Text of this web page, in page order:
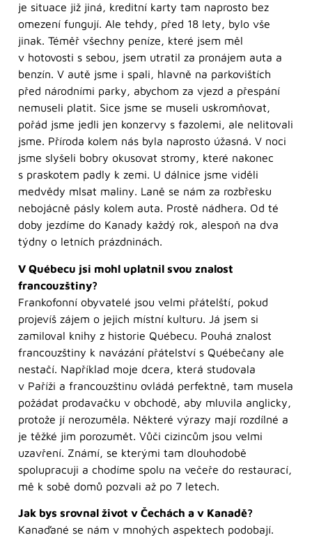
je situace již jiná, kreditní karty tam naprosto bez
omezení fungují. Ale tehdy, před 18 lety, bylo vše
jinak. Téměř všechny peníze, které jsem měl
v hotovosti s sebou, jsem utratil za pronájem auta a
benzín. V autě jsme i spali, hlavně na parkovištích
před národními parky, abychom za vjezd a přespání
nemuseli platit. Sice jsme se museli uskromňovat,
pořád jsme jedli jen konzervy s fazolemi, ale nelitovali
jsme. Příroda kolem nás byla naprosto úžasná. V noci
jsme slyšeli bobry okusovat stromy, které nakonec
s praskotem padly k zemi. U dálnice jsme viděli
medvědy mlsat maliny. Laně se nám za rozbřesku
nebojácně pásly kolem auta. Prostě nádhera. Od té
doby jezdíme do Kanady každý rok, alespoň na dva
týdny o letních prázdninách.
V Québecu jsi mohl uplatnil svou znalost
francouzštiny?
Frankofonní obyvatelé jsou velmi přátelští, pokud
projevíš zájem o jejich místní kulturu. Já jsem si
zamiloval knihy z historie Québecu. Pouhá znalost
francouzštiny k navázání přátelství s Québečany ale
nestačí. Například moje dcera, která studovala
v Paříži a francouzštinu ovládá perfektně, tam musela
požádat prodavačku v obchodě, aby mluvila anglicky,
protože jí nerozuměla. Některé výrazy mají rozdílné a
je těžké jim porozumět. Vůči cizincům jsou velmi
uzavření. Známí, se kterými tam dlouhodobě
spolupracuji a chodíme spolu na večeře do restaurací,
mě k sobě domů pozvali až po 7 letech.
Jak bys srovnal život v Čechách a v Kanadě?
Kanaďané se nám v mnohých aspektech podobají.